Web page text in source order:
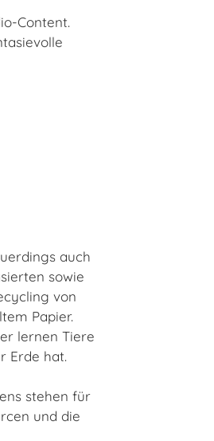
Content.
auch
sowie
von
Papier.
lernen Tiere
Erde hat.
stehen für
und die